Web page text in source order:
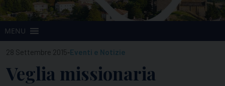
MENU
28 Settembre 2015-Eventi e Notizie
Veglia missionaria